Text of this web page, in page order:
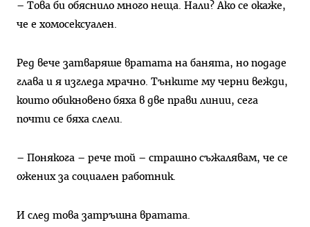
– Това би обяснило много неща. Нали? Ако се окаже,
че е хомосексуален.
Ред вече затваряше вратата на банята, но подаде
глава и я изгледа мрачно. Тънките му черни вежди,
които обикновено бяха в две прави линии, сега
почти се бяха слели.
– Понякога – рече той – страшно съжалявам, че се
ожених за социален работник.
И след това затръшна вратата.